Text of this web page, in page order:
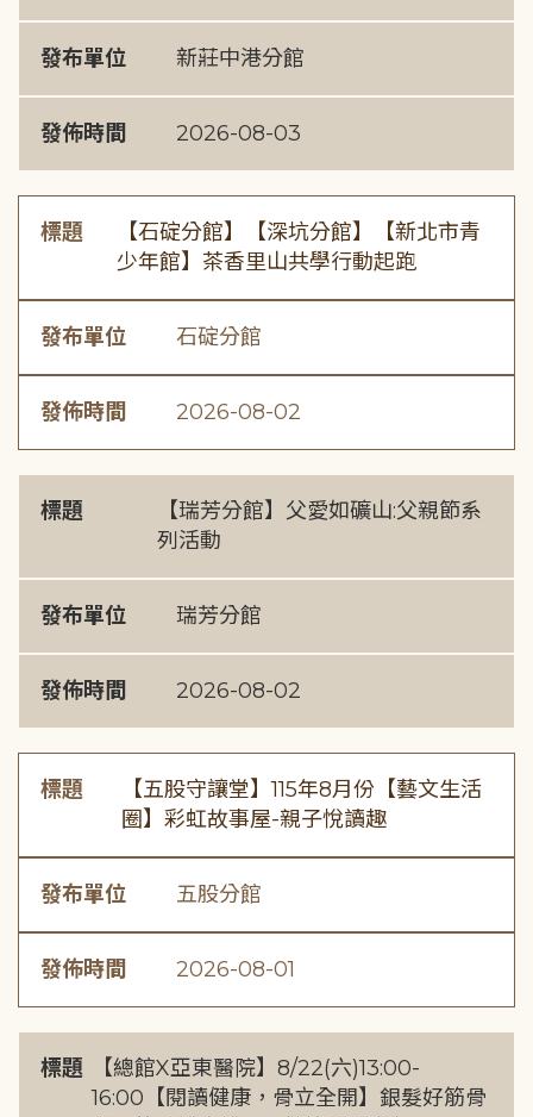
發布單位 新莊中港分館
發佈時間 2026-08-03
標題
【石碇分館】【深坑分館】【新北市青
少年館】茶香里山共學行動起跑
發布單位 石碇分館
發佈時間 2026-08-02
標題
【瑞芳分館】父愛如礦山:父親節系
列活動
發布單位 瑞芳分館
發佈時間 2026-08-02
標題
【五股守讓堂】115年8月份【藝文生活
圈】彩虹故事屋-親子悅讀趣
發布單位 五股分館
發佈時間 2026-08-01
標題
【總館X亞東醫院】8/22(六)13:00-
16:00【閱讀健康，骨立全開】銀髮好筋骨